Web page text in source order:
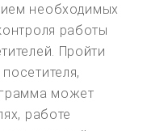
необходимых
работы
Пройти
может
работе